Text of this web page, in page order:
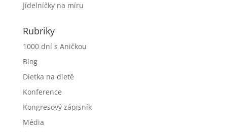
Jídelníčky na míru
Rubriky
1000 dní s Aničkou
Blog
Dietka na dietě
Konference
Kongresový zápisník
Média